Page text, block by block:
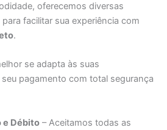
oferecemos diversas
facilitar sua experiência com
.
se adapta às suas
pagamento com total segurança
e Débito– Aceitamos todas as